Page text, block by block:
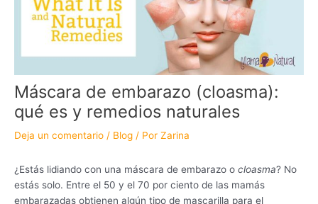
Máscara de embarazo (cloasma):
qué es y remedios naturales
Deja un comentario / Blog / Por Zarina
¿Estás lidiando con una máscara de embarazo o cloasma? No
estás solo. Entre el 50 y el 70 por ciento de las mamás
embarazadas obtienen algún tipo de mascarilla para el